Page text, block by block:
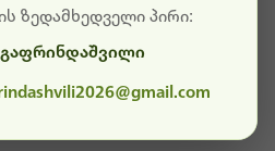
ზედამხედველი პირი: